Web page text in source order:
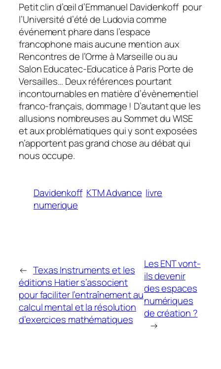
Petit clin d’œil d’Emmanuel Davidenkoff pour
l’Université d’été de Ludovia comme
événement phare dans l’espace
francophone mais aucune mention aux
Rencontres de l’Orme à Marseille ou au
Salon Educatec-Educatice à Paris Porte de
Versailles… Deux références pourtant
incontournables en matière d’évènementiel
franco-français, dommage ! D’autant que les
allusions nombreuses au Sommet du WISE
et aux problématiques qui y sont exposées
n’apportent pas grand chose au débat qui
nous occupe.
Davidenkoff KTM Advance livre
numerique
← Texas Instruments et les
éditions Hatier s’associent
pour faciliter l’entraînement au
calcul mental et la résolution
d’exercices mathématiques
Les ENT vont-
ils devenir
des espaces
numériques
de création ?
→